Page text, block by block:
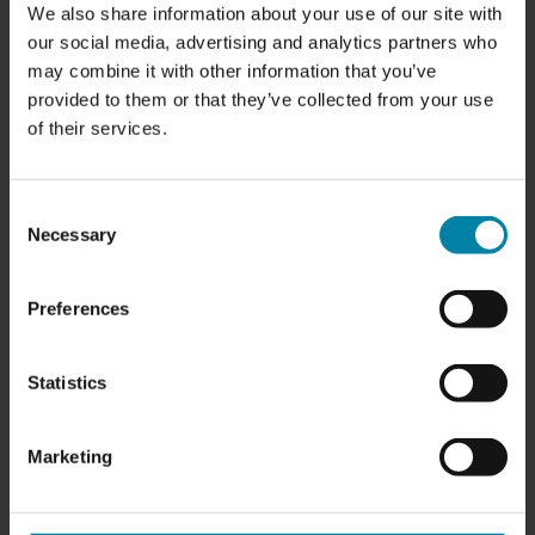
We also share information about your use of our site with
our social media, advertising and analytics partners who
may combine it with other information that you’ve
provided to them or that they’ve collected from your use
of their services.
Selection
Necessary
Preferences
Statistics
Marketing
affärsmässigt. Den erfarenheten har
gjort oss till en bättre affärspartner.
Samtidigt har vi under det senaste året
investerat i Repair2Care – vår
– och förberett den så att den inte bara
som ett kraftfullt verktyg för våra kunder
kommunikation med slutkunderna.
något vi har sett fram emot länge: ett